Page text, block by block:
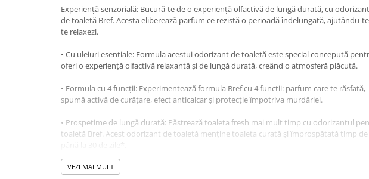
Diverse produse de uz casnic
Saci Menajeri
Servetele Umede Multisuprfete
Ingrijire Personala
Ingrijirea corpului
Experiență senzorială: Bucură-te de o experiență olfactivă de lungă durată, cu
de toaletă Bref. Acesta eliberează parfum ce rezistă o perioadă îndelungată, ajutându-
te relaxezi.
• Cu uleiuri esențiale: Formula acestui odorizant de toaletă este special concepută
oferi o experiență olfactivă relaxantă și de lungă durată, creând o atmosferă plăcută.
• Formula cu 4 funcții: Experimentează formula Bref cu 4 funcții: parfum care te răsfață,
spumă activă de curățare, efect anticalcar și protecție împotriva murdăriei.
• Prospețime de lungă durată: Păstrează toaleta fresh mai mult timp cu odorizantul
toaletă Bref. Acest odorizant de toaletă menține toaleta curată și împrospătată timp de
*Fiecare produs (50g) durează până la 30 de zile (bazat în medie a 8 spălări zilnice ale
VEZI MAI MULT